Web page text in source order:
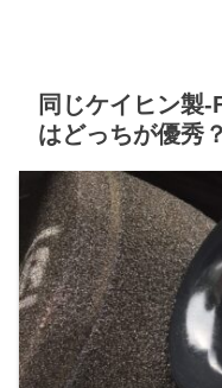
同じケイヒン製-
はどっちが優秀